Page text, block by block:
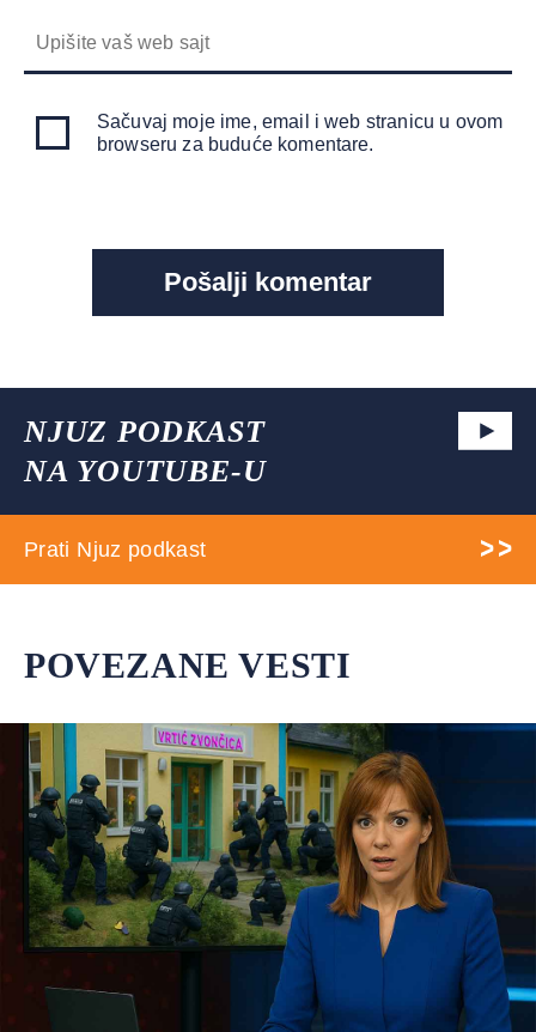
Sačuvaj moje ime, email i web stranicu u ovom
browseru za buduće komentare.
NJUZ PODKAST
NA YOUTUBE-U
Prati Njuz podkast
POVEZANE VESTI